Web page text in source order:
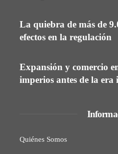
La quiebra de más de
efectos en la regulación
Expansión y comercio
imperios antes de la
Quiénes Somos